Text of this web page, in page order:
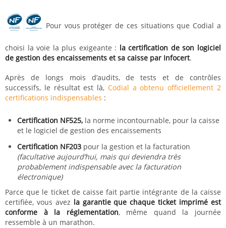
Pour vous protéger de ces situations que Codial a
choisi la voie la plus exigeante : la certification de son logiciel
de gestion des encaissements et sa caisse par Infocert.
Après de longs mois d’audits, de tests et de contrôles
successifs, le résultat est là, Codial a obtenu officiellement 2
certifications indispensables :
Certification NF525, la norme incontournable, pour la caisse
et le logiciel de gestion des encaissements
Certification NF203 pour la gestion et la facturation
(facultative aujourd’hui, mais qui deviendra très
probablement indispensable avec la facturation
électronique)
Parce que le ticket de caisse fait partie intégrante de la caisse
certifiée, vous avez la garantie que chaque ticket imprimé est
conforme à la réglementation, même quand la journée
ressemble à un marathon.